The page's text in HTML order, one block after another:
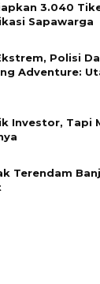
3.040
Sapawarga
Polisi
Adventure:
Investor, Tapi
Terendam